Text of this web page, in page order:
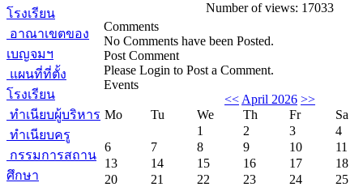
โรงเรียน
อาณาเขตของ
เบญจมฯ
แผนที่ที่ตั้ง
โรงเรียน
ทำเนียบผู้บริหาร
ทำเนียบครู
กรรมการสถาน
ศึกษา
Number of views: 17033
Comments
No Comments have been Posted.
Post Comment
Please Login to Post a Comment.
Events
<< April 2026 >>
Mo
Tu We Th Fr
Sa
1
2 3
4
6
7 8 9 10
11
13
14 15 16 17
18
20
21 22 23 24
25